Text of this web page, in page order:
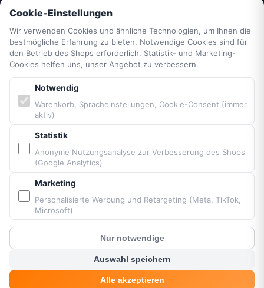
PARTNER & MARKEN
Vittorazi Motoren MY25
Apco Aviation
Ozone
Dudek
MacPara
Bereitgestellt von Fresh Air © Paramaniacshop 2026
? Kunden Chat
Cookie-Einstellungen
Wir verwenden Cookies und ähnliche Technologien, um Ihnen die
bestmögliche Erfahrung zu bieten. Notwendige Cookies sind für
den Betrieb des Shops erforderlich. Statistik- und Marketing-
Cookies helfen uns, unser Angebot zu verbessern.
Notwendig
Warenkorb, Spracheinstellungen, Cookie-Consent (immer
aktiv)
Statistik
Anonyme Nutzungsanalyse zur Verbesserung des Shops
(Google Analytics)
Marketing
Personalisierte Werbung und Retargeting (Meta, TikTok,
Microsoft)
Nur notwendige
Auswahl speichern
Alle akzeptieren